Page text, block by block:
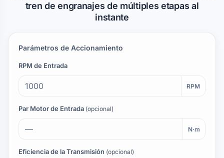
tren de engranajes de múltiples etapas al
instante
Parámetros de Accionamiento
RPM de Entrada
RPM
Par Motor de Entrada (opcional)
N·m
Eficiencia de la Transmisión (opcional)